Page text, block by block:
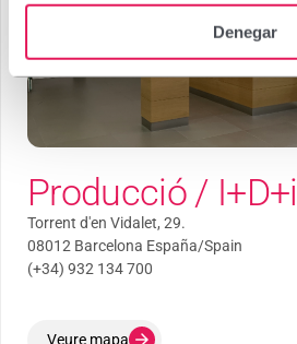
Denegar
Producció / I+D+i
Torrent d'en Vidalet, 29.
08012 Barcelona España/Spain
(+34) 932 134 700
Veure mapa